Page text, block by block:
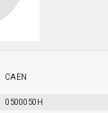
CAEN
0500050H